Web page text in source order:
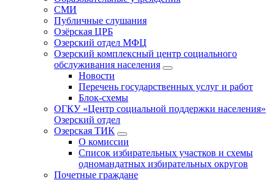
СМИ
Публичные слушания
Озёрская ЦРБ
Озерский отдел МФЦ
Озерский комплексный центр социального
обслуживания населения
Новости
Перечень государственных услуг и работ
Блок-схемы
ОГКУ «Центр социальной поддержки населения»
Озерский отдел
Озерская ТИК
О комиссии
Список избирательных участков и схемы
одномандатных избирательных округов
Почетные граждане